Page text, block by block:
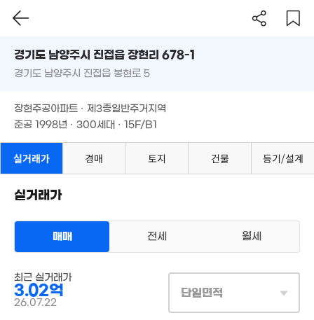
매매 3억 200만원
전용85m²
5.2억
49m²
13.73억
05
필터 매물 탐색
경기도 남양주시 진접읍 장현리 678-1
준공 1998년 · 300세대 · 15F/B1
경기도 남양주시 진접읍 장현리 678-1
경기도 남양주시 진접읍 봉현로 5
장현주공아파트 · 제3종일반주거지역
준공 1998년 · 300세대 · 15F/B1
실거래가 경매 토지 건물 등기/설계
실거래가
매매 전세 월세
최근 실거래가
3.02억
26.07.22
단일면적